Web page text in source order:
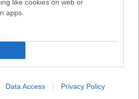
like cookies on web or
apps.
Data Access Privacy Policy
δύτης, Σάμι Παακκαρίνεν,